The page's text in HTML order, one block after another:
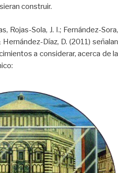
construir.
Rojas-Sola, J. I.; Fernández-Sora,
Hernández-Díaz, D. (2011) señalan
a considerar, acerca de la